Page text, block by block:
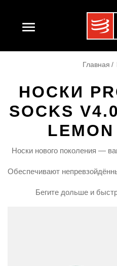

Главная
НОСКИ
SOCKS
Носки нового поколения —
Обеспечивают
Бегите дольше и